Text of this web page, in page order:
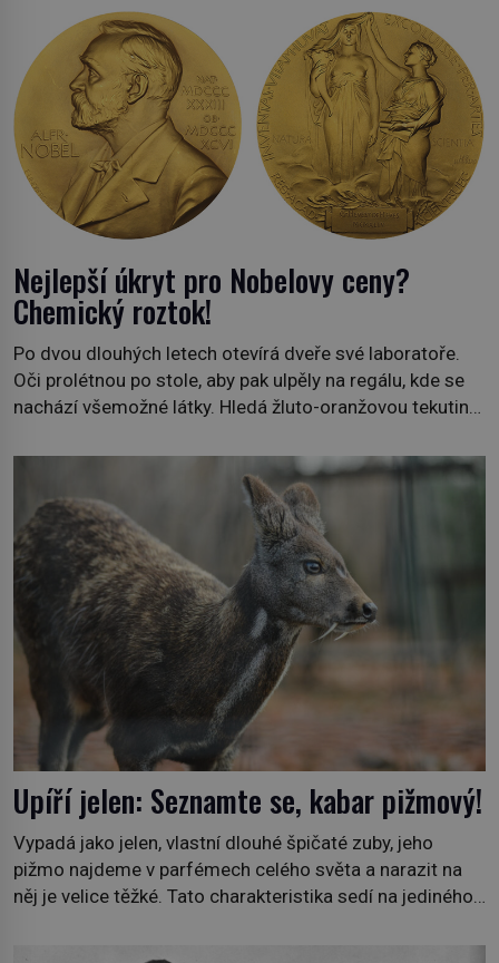
Nejlepší úkryt pro Nobelovy ceny?
Chemický roztok!
Po dvou dlouhých letech otevírá dveře své laboratoře.
Oči prolétnou po stole, aby pak ulpěly na regálu, kde se
nachází všemožné látky. Hledá žluto-oranžovou tekutinu,
plán dokončit. Pod termínem aqua regia se skrývá
směs s názvem lučavka královská. Svůj přídomek nemá
pro nic za nic, […]
Upíří jelen: Seznamte se, kabar pižmový!
Vypadá jako jelen, vlastní dlouhé špičaté zuby, jeho
pižmo najdeme v parfémech celého světa a narazit na
něj je velice těžké. Tato charakteristika sedí na jediného